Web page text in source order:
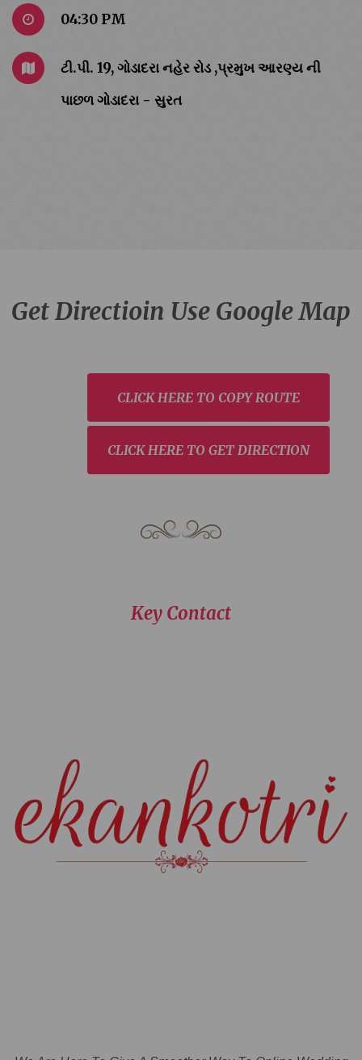
04:30 PM
ટી.પી. 19, ગોડાદરા નહેર રોડ ,પ્રમુખ આરણ્ય ની
પાછળ ગોડાદરા - સુરત
Get Directioin Use Google Map
CLICK HERE TO COPY ROUTE
CLICK HERE TO GET DIRECTION
Key Contact